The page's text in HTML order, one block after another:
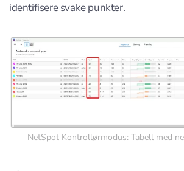
identifisere svake punkter.
NetSpot Kontrollørmodus: Tabell med